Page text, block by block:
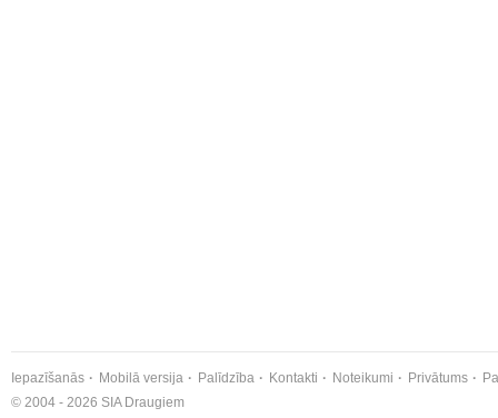
Iepazīšanās Mobilā versija Palīdzība Kontakti Noteikumi Privātums
© 2004 - 2026 SIA Draugiem